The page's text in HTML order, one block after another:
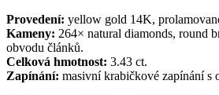
Provedení: yellow gold 14K,
Kameny: 264× natural diamonds, round
obvodu článků.
Celková hmotnost: 3.43 ct.
Zapínání: masivní krabičkové zapínání s